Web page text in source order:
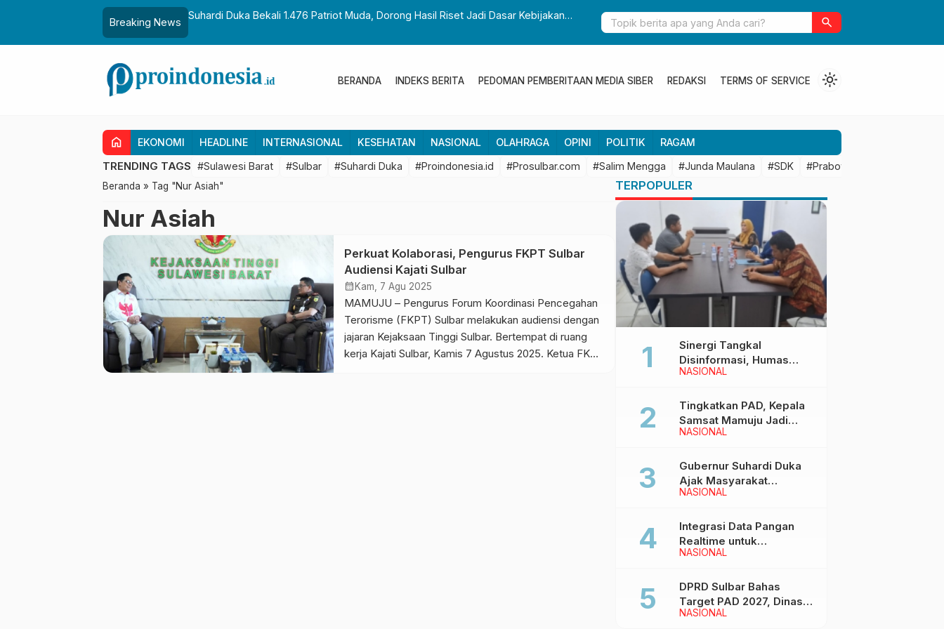
Breaking News
Suhardi Duka Bekali 1.476 Patriot Muda, Dorong Hasil Riset Jadi Dasar Kebijakan
Gubernur Sulbar Perkuat Kolaborasi Riset dengan BRIN untuk Mendukung
Pembangunan Daerah
search
BERANDA INDEKS BERITA PEDOMAN PEMBERITAAN MEDIA SIBER REDAKSI TERMS OF SERVICE light_mode
home EKONOMI HEADLINE INTERNASIONAL KESEHATAN NASIONAL OLAHRAGA OPINI POLITIK RAGAM
TRENDING TAGS #Sulawesi Barat #Sulbar #Suhardi Duka #Proindonesia.id #Prosulbar.com #Salim Mengga #Junda Maulana #SDK #Prabowo Subianto
Beranda » Tag "Nur Asiah"
Nur Asiah
Perkuat Kolaborasi, Pengurus FKPT Sulbar
Audiensi Kajati Sulbar
calendar_month Kam, 7 Agu 2025
MAMUJU – Pengurus Forum Koordinasi Pencegahan
Terorisme (FKPT) Sulbar melakukan audiensi dengan
jajaran Kejaksaan Tinggi Sulbar. Bertempat di ruang
kerja Kajati Sulbar, Kamis 7 Agustus 2025. Ketua FKPT
TERPOPULER
NASIONAL
Sinergi Tangkal
Disinformasi, Humas
Pemprov Sulbar Gelar
Redaksi di Mamuju
NASIONAL
Tingkatkan PAD, Kepala
Samsat Mamuju Jadi
Narasumber Hearing
DPRD Sulbar
NASIONAL
Gubernur Suhardi Duka
Ajak Masyarakat
Meriahkan Event
NASIONAL
Integrasi Data Pangan
Realtime untuk
Kendalikan inflasi,
Kembangkan Sistem
SAPEDA
NASIONAL
DPRD Sulbar Bahas
Target PAD 2027, Dinas
PUPR Siap Optimalkan